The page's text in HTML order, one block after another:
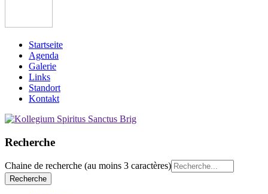
Startseite
Agenda
Galerie
Links
Standort
Kontakt
Recherche
Chaine de recherche (au moins 3 caractères)